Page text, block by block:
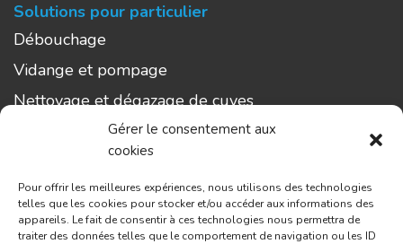
Gérer le consentement aux
cookies
Pour offrir les meilleures expériences, nous utilisons des technologies
telles que les cookies pour stocker et/ou accéder aux informations des
appareils. Le fait de consentir à ces technologies nous permettra de
traiter des données telles que le comportement de navigation ou les ID
Solutions pour particulier
Débouchage
Vidange et pompage
Nettoyage et dégazage de cuves
L’entreprise
Zones d’intervention